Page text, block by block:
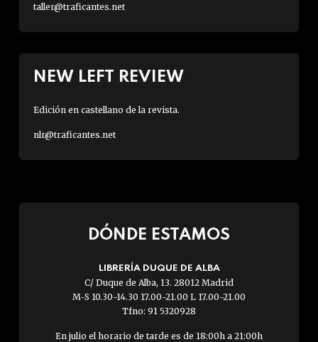
taller@traficantes.net
NEW LEFT REVIEW
Edición en castellano de la revista.
nlr@traficantes.net
DÓNDE ESTAMOS
LIBRERÍA DUQUE DE ALBA
C/ Duque de Alba, 13. 28012 Madrid
M-S 10.30-14.30 17.00-21.00 L 17.00-21.00
Tfno: 91 5320928
En julio el horario de tarde es de 18:00h a 21:00h